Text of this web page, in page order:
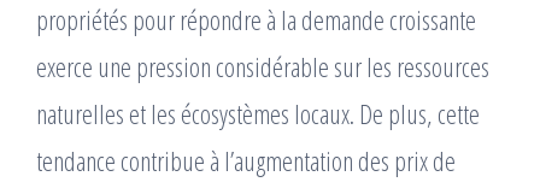
propriétés pour répondre à la demande croissante
exerce une pression considérable sur les ressources
naturelles et les écosystèmes locaux. De plus, cette
tendance contribue à l’augmentation des prix de